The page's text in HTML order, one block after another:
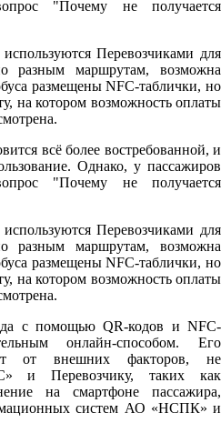
"Почему не получается
Перевозчиками для
разным маршрутам, возможна
размещены NFC-таблички, но
на котором возможность оплаты
всё более востребованной, и
Однако, у пассажиров
"Почему не получается
Перевозчиками для
разным маршрутам, возможна
размещены NFC-таблички, но
на котором возможность оплаты
с помощью QR-кодов и NFC-
онлайн-способом. Его
от внешних факторов, не
и Перевозчику, таких как
на смартфоне пассажира,
систем АО «НСПК» и